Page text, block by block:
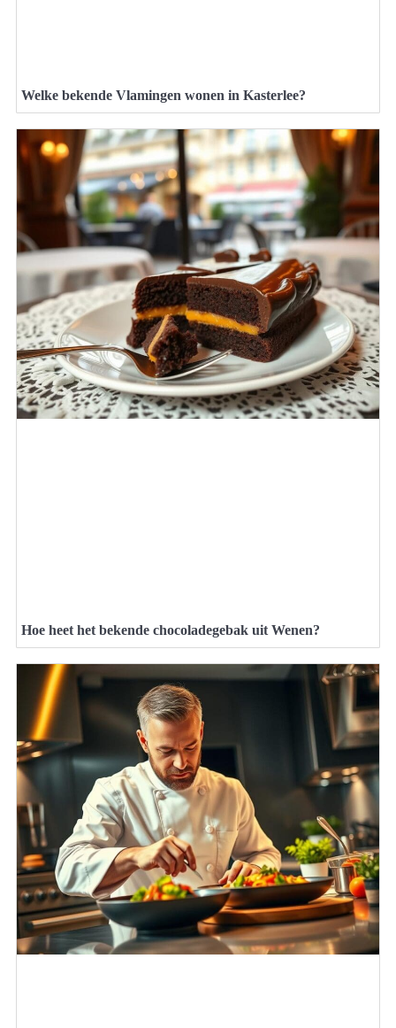
Welke bekende Vlamingen wonen in Kasterlee?
Hoe heet het bekende chocoladegebak uit Wenen?